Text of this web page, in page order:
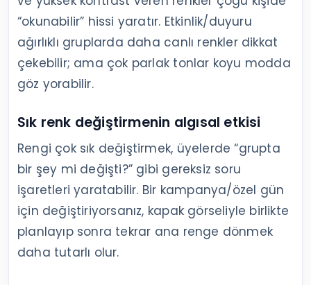
“okunabilir” hissi yaratır. Etkinlik/duyuru
ağırlıklı gruplarda daha canlı renkler dikkat
çekebilir; ama çok parlak tonlar koyu modda
göz yorabilir.
Sık renk değiştirmenin algısal etkisi
Rengi çok sık değiştirmek, üyelerde “grupta
bir şey mi değişti?” gibi gereksiz soru
işaretleri yaratabilir. Bir kampanya/özel gün
için değiştiriyorsanız, kapak görseliyle birlikte
planlayıp sonra tekrar ana renge dönmek
daha tutarlı olur.